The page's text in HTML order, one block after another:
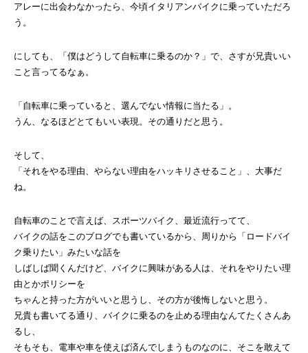
アレーに出会わなかったら、今頃イタリアンバイクに乗っていただろ
う。
にしても、「僕はどうして自転車に乗るのか？」で、さすが兄貴いい
こと言ってるなぁ。
「自転車に乗っていると、選んでない情報に当たる」。
うん、なるほどとてもいい表現。その通りだと思う。
そして、
「それをやる理由、やらない理由をハッキリさせること」、大事だ
ね。
自転車のことで言えば、スポーツバイク、最近流行ってて、
バイクの話をこのブログでも書いているから、周りから「ロードバイ
ク乗りたい」みたいな話を
しばしば聞くんだけど、バイクに興味がある人は、それをやりたい理
由とかポリシーを
ちゃんと持った方がいいと思うし、その方が後悔しないと思う。
兄貴も書いてる通り、バイクに乗るのを止める理由なんてたくさんあ
るし、
そもそも、電車や車を使えば済んでしまうものなのに、そこを敢えて